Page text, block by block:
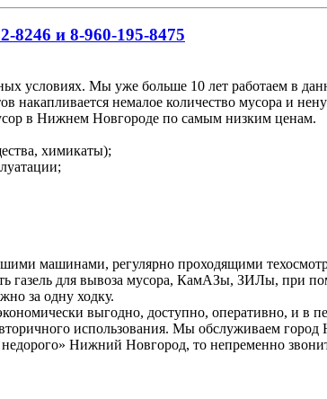
8246 и 8-960-195-8475
условиях. Мы уже больше 10 лет работаем в
немалое количество мусора и
в Нижнем Новгороде по самым низким ценам.
химикаты);
машинами, регулярно проходящими
газель для вывоза мусора, КамАЗы, ЗИЛы, при
за одну ходку.
выгодно, доступно, оперативно, и в
использования. Мы обслуживаем
Нижний Новгород, то непременно